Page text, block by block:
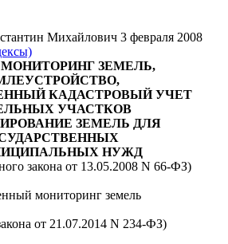
Михайлович 3 февраля 2008
МОНИТОРИНГ ЗЕМЕЛЬ,
КАДАСТРОВЫЙ УЧЕТ
УЧАСТКОВ
ЗЕМЕЛЬ ДЛЯ
НУЖД
закона от 13.05.2008 N 66-ФЗ)
мониторинг земель
от 21.07.2014 N 234-ФЗ)